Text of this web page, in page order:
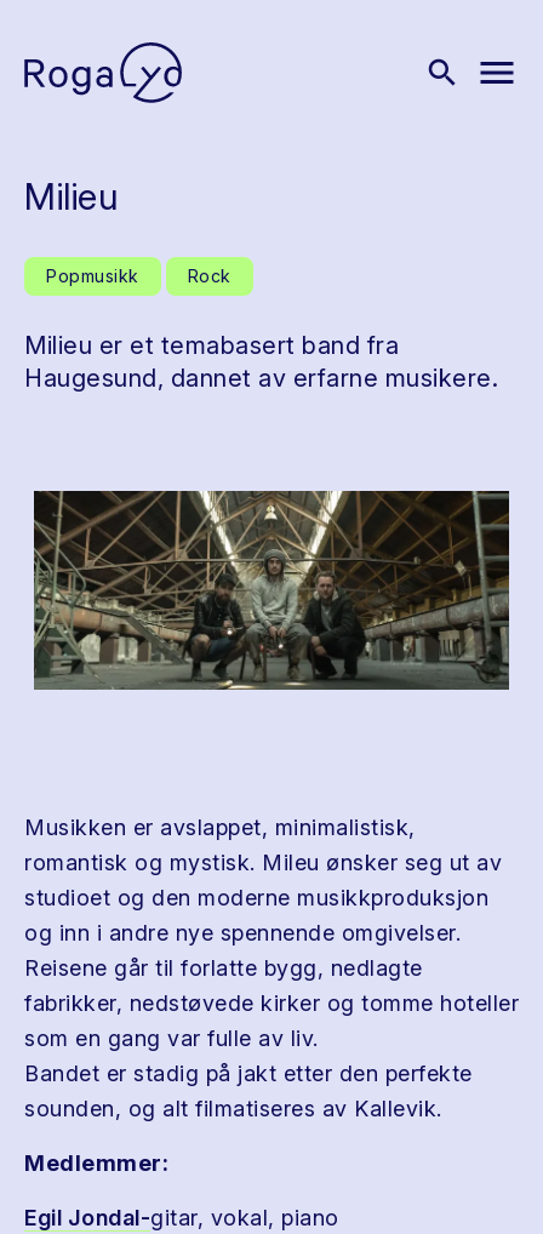
search menu
Milieu
Popmusikk Rock
Milieu er et temabasert band fra
Haugesund, dannet av erfarne musikere.
Musikken er avslappet, minimalistisk,
romantisk og mystisk. Mileu ønsker seg ut av
studioet og den moderne musikkproduksjon
og inn i andre nye spennende omgivelser.
Reisene går til forlatte bygg, nedlagte
fabrikker, nedstøvede kirker og tomme hoteller
som en gang var fulle av liv.
Bandet er stadig på jakt etter den perfekte
sounden, og alt filmatiseres av Kallevik.
Medlemmer:
Egil Jondal-gitar, vokal, piano